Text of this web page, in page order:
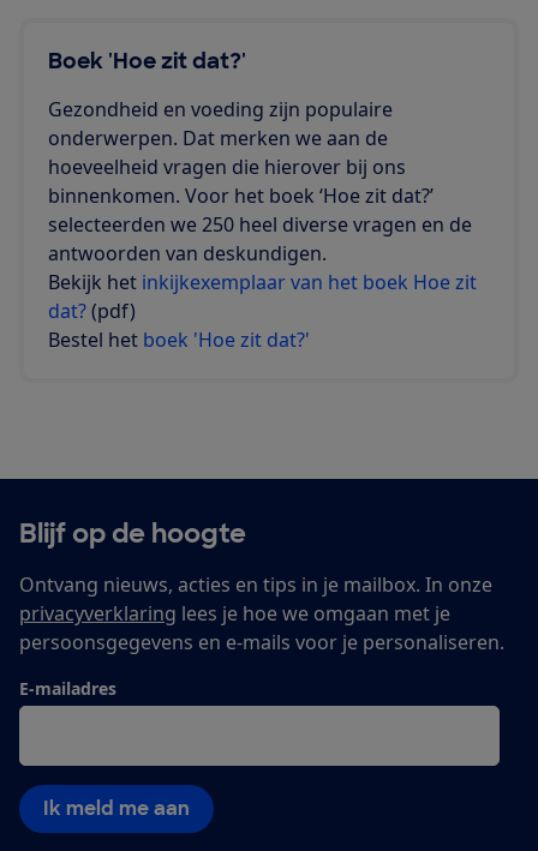
Boek 'Hoe zit dat?'
Gezondheid en voeding zijn populaire
onderwerpen. Dat merken we aan de
hoeveelheid vragen die hierover bij ons
binnenkomen. Voor het boek ‘Hoe zit dat?’
selecteerden we 250 heel diverse vragen en de
antwoorden van deskundigen.
Bekijk het inkijkexemplaar van het boek Hoe zit
dat?(pdf)
Bestel het boek 'Hoe zit dat?'
Blijf op de hoogte
Ontvang nieuws, acties en tips in je mailbox. In onze
privacyverklaring lees je hoe we omgaan met je
persoonsgegevens en e-mails voor je personaliseren.
E-mailadres
Ik meld me aan